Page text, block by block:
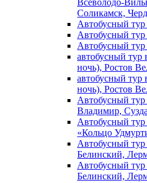
Всеволодо-
Соликамск,
Автобусный
Автобусный
Автобусный
автобусный тур
ночь), Ростов
автобусный тур
ночь), Ростов
Автобусный
Владимир,
Автобусный
«Кольцо
Автобусный
Белинский,
Автобусный
Белинский,